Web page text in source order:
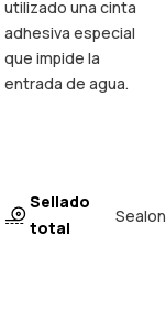
utilizado una cinta
adhesiva especial
que impide la
entrada de agua.
Sellado
total
Sealon